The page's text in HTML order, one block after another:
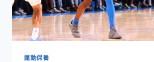
運動保養